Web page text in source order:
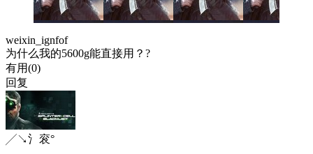
weixin_ignfof
为什么我的5600g能直接用？?
有用(0)
回复
╱↘氵衮°